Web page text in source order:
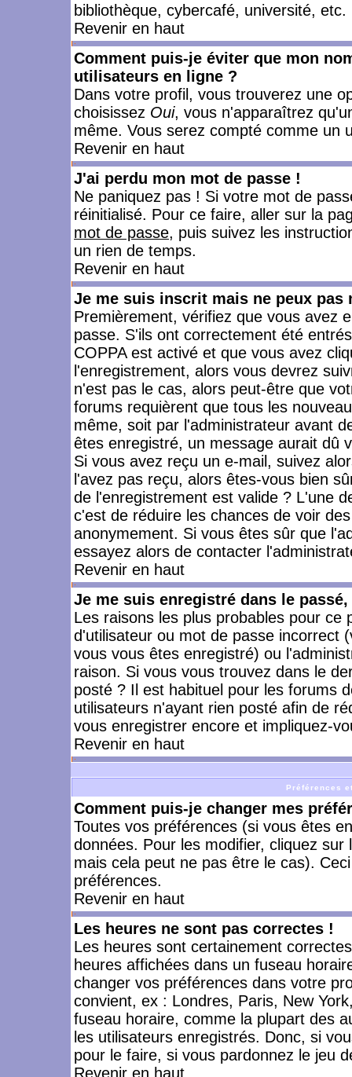
bibliothèque, cybercafé, université, etc.
Revenir en haut
Comment puis-je éviter que mon
utilisateurs en ligne ?
Dans votre profil, vous trouverez une
choisissez Oui, vous n'apparaîtrez
même. Vous serez compté comme un
Revenir en haut
J'ai perdu mon mot de passe !
Ne paniquez pas ! Si votre mot de
réinitialisé. Pour ce faire, aller sur la
mot de passe, puis suivez les
un rien de temps.
Revenir en haut
Je me suis inscrit mais ne peux pas
Premièrement, vérifiez que vous avez
passe. S'ils ont correctement été
COPPA est activé et que vous avez
l'enregistrement, alors vous devrez
n'est pas le cas, alors peut-être que
forums requièrent que tous les
même, soit par l'administrateur avant
êtes enregistré, un message aurait dû
Si vous avez reçu un e-mail, suivez
l'avez pas reçu, alors êtes-vous bien
de l'enregistrement est valide ? L'une
c'est de réduire les chances de voir
anonymement. Si vous êtes sûr que
essayez alors de contacter
Revenir en haut
Je me suis enregistré dans le
Les raisons les plus probables pour
d'utilisateur ou mot de passe incorrect
vous vous êtes enregistré) ou
raison. Si vous vous trouvez dans le
posté ? Il est habituel pour les forums
utilisateurs n'ayant rien posté afin de
vous enregistrer encore et impliquez-
Revenir en haut
Préférences
Comment puis-je changer mes
Toutes vos préférences (si vous êtes
données. Pour les modifier, cliquez sur
mais cela peut ne pas être le cas).
préférences.
Revenir en haut
Les heures ne sont pas correctes !
Les heures sont certainement
heures affichées dans un fuseau
changer vos préférences dans votre
convient, ex : Londres, Paris, New
fuseau horaire, comme la plupart des
les utilisateurs enregistrés. Donc, si
pour le faire, si vous pardonnez le jeu
Revenir en haut